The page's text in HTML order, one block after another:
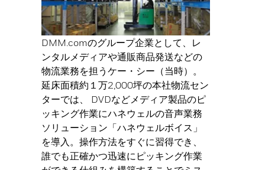
DMM.comのグループ企業として、レ
ンタルメディアや通販商品発送などの
物流業務を担うケー・シー（当時）。
延床面積約１万2,000坪の本社物流セン
ターでは、 DVDなどメディア製品のピ
ッキング作業にハネウェルの音声業務
ソリューション「ハネウェルボイス」
を導入。操作方法をすぐに習得でき、
誰でも正確かつ迅速にピッキング作業